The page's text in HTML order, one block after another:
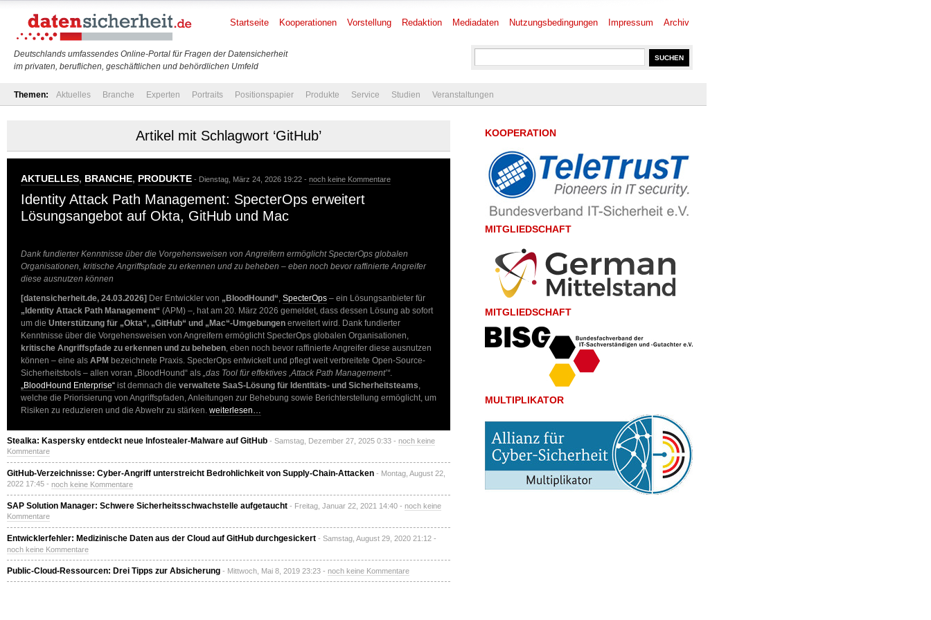
Deutschlands umfassendes Online-Portal für Fragen der Datensicherheit
im privaten, beruflichen, geschäftlichen und behördlichen Umfeld
Startseite Kooperationen Vorstellung Redaktion Mediadaten Nutzungsbedingungen Impressum Archiv
Themen: Aktuelles Branche Experten Portraits Positionspapier Produkte Service Studien Veranstaltungen
Artikel mit Schlagwort ‘GitHub’
AKTUELLES, BRANCHE, PRODUKTE - Dienstag, März 24, 2026 19:22 - noch keine Kommentare
Identity Attack Path Management: SpecterOps erweitert
Lösungsangebot auf Okta, GitHub und Mac
Dank fundierter Kenntnisse über die Vorgehensweisen von Angreifern ermöglicht SpecterOps globalen
Organisationen, kritische Angriffspfade zu erkennen und zu beheben – eben noch bevor raffinierte Angreifer
diese ausnutzen können
[datensicherheit.de, 24.03.2026] Der Entwickler von „BloodHound“, SpecterOps – ein Lösungsanbieter für
„Identity Attack Path Management“ (APM) –, hat am 20. März 2026 gemeldet, dass dessen Lösung ab sofort
um die Unterstützung für „Okta“, „GitHub“ und „Mac“-Umgebungen erweitert wird. Dank fundierter
Kenntnisse über die Vorgehensweisen von Angreifern ermöglicht SpecterOps globalen Organisationen,
kritische Angriffspfade zu erkennen und zu beheben, eben noch bevor raffinierte Angreifer diese ausnutzen
können – eine als APM bezeichnete Praxis. SpecterOps entwickelt und pflegt weit verbreitete Open-Source-
Sicherheitstools – allen voran „BloodHound“ als „das Tool für effektives ,Attack Path Management’“.
„BloodHound Enterprise“ ist demnach die verwaltete SaaS-Lösung für Identitäts- und Sicherheitsteams,
welche die Priorisierung von Angriffspfaden, Anleitungen zur Behebung sowie Berichterstellung ermöglicht, um
Risiken zu reduzieren und die Abwehr zu stärken. weiterlesen…
Stealka: Kaspersky entdeckt neue Infostealer-Malware auf GitHub - Samstag, Dezember 27, 2025 0:33 - noch keine
Kommentare
GitHub-Verzeichnisse: Cyber-Angriff unterstreicht Bedrohlichkeit von Supply-Chain-Attacken - Montag, August 22,
2022 17:45 - noch keine Kommentare
SAP Solution Manager: Schwere Sicherheitsschwachstelle aufgetaucht - Freitag, Januar 22, 2021 14:40 - noch keine
Kommentare
Entwicklerfehler: Medizinische Daten aus der Cloud auf GitHub durchgesickert - Samstag, August 29, 2020 21:12 -
noch keine Kommentare
Public-Cloud-Ressourcen: Drei Tipps zur Absicherung - Mittwoch, Mai 8, 2019 23:23 - noch keine Kommentare
KOOPERATION
MITGLIEDSCHAFT
MITGLIEDSCHAFT
MULTIPLIKATOR